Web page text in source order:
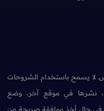
يسمح باستخدام الشروحات
نشرها في موقع آخر، وضع
في حال أخذ موافقة صريحة من